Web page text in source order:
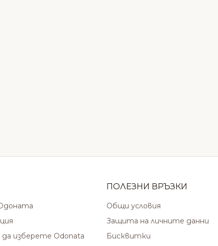
да изберете Odonata
ПОЛЕЗНИ ВРЪЗКИ
Общи условия
Защита на личните данни
Бисквитки